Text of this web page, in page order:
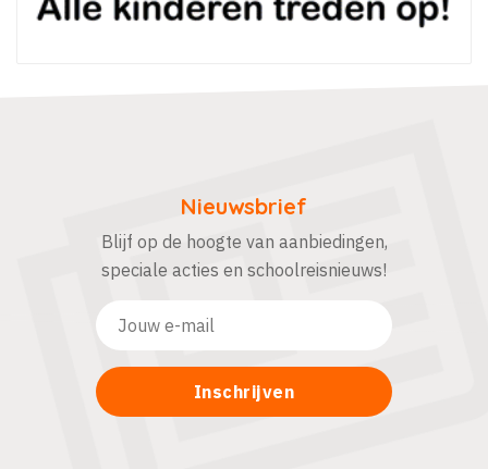
Nieuwsbrief
Blijf op de hoogte van aanbiedingen,
speciale acties en schoolreisnieuws!